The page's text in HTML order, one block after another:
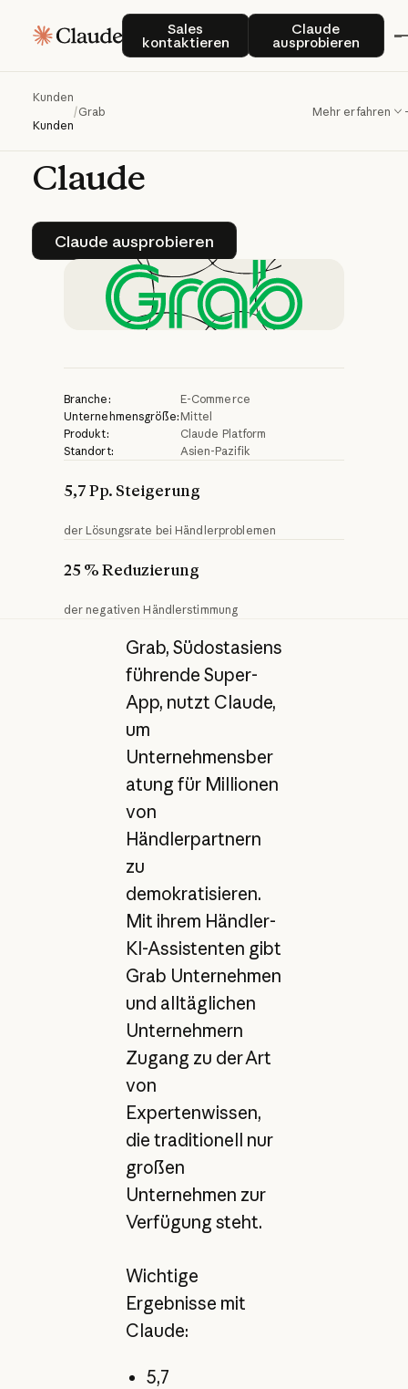
Sales
kontaktieren
Sales kontaktierenClaude
ausprobieren
Claude
Kunden
Kunden
/Grab Mehr erfahren
Grabskaliert
personalisierten
Händler-Support
in
Südostasien
Claude
Claude ausprobieren
Claude ausprobieren
Branche:
E-Commerce
Unternehmensgröße: Mittel
Produkt:
Claude Platform
Standort:
Asien-Pazifik
5,7 Pp. Steigerung
der Lösungsrate bei Händlerproblemen
25 % Reduzierung
der negativen Händlerstimmung
Grab, Südostasiens
führende Super-
App, nutzt Claude,
um
Unternehmensber
atung für Millionen
von
Händlerpartnern
zu
demokratisieren.
Mit ihrem Händler-
KI-Assistenten gibt
Grab Unternehmen
und alltäglichen
Unternehmern
Zugang zu der Art
von
Expertenwissen,
die traditionell nur
großen
Unternehmen zur
Verfügung steht.
Wichtige
Ergebnisse mit
Claude:
5,7